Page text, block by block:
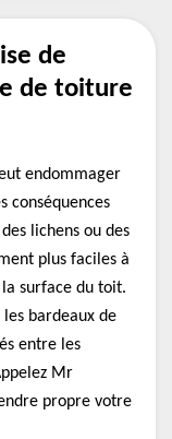
de
de toiture
endommager
conséquences
lichens ou des
plus faciles à
surface du toit.
bardeaux de
entre les
Mr
propre votre